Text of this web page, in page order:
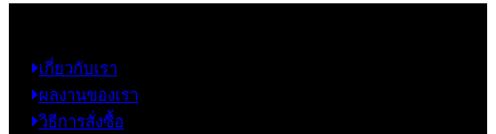
เกี่ยวกับเรา
ผลงานของเรา
วิธีการสั่งซื้อ